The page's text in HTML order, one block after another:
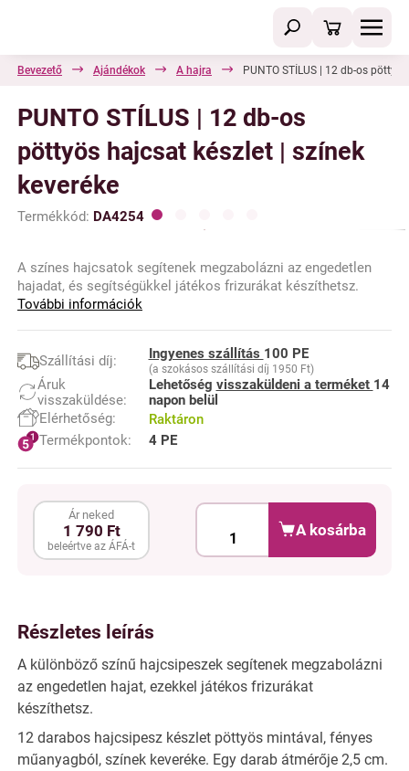
Bevezető Ajándékok A hajra PUNTO STÍLUS | 12 db-os
PUNTO STÍLUS | 12 db-os
pöttyös hajcsat készlet | színek
keveréke
Termékkód: DA4254
A színes hajcsatok segítenek megzabolázni az engedetlen
hajadat, és segítségükkel játékos frizurákat készíthetsz.
További információk
Szállítási díj: Ingyenes szállítás 100 PE
(a szokásos szállítási díj 1950 Ft)
Áruk
visszaküldése:
Lehetőség visszaküldeni a terméket 14
napon belül
Elérhetőség:
Raktáron
Termékpontok:
4 PE
Ár neked
1 790 Ft
beleértve az ÁFÁ-t
A kosárba
Részletes leírás
A különböző színű hajcsipeszek segítenek megzabolázni
az engedetlen hajat, ezekkel játékos frizurákat
készíthetsz.
12 darabos hajcsipesz készlet pöttyös mintával, fényes
műanyagból, színek keveréke. Egy darab átmérője 2,5 cm.